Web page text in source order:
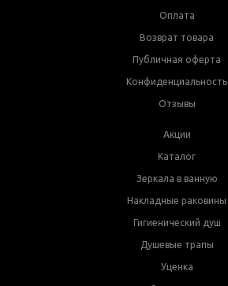
Оплата
Возврат товара
Публичная оферта
Конфиденциальность
Отзывы
Акции
Каталог
Зеркала в ванную
Накладные раковины
Гигиенический душ
Душевые трапы
Уценка